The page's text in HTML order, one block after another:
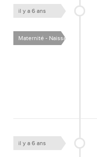
il y a 6 ans
Maternité - Naissance -
il y a 6 ans